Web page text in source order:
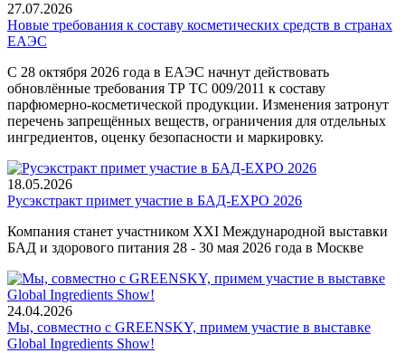
27.07.2026
Новые требования к составу косметических средств в странах
ЕАЭС
С 28 октября 2026 года в ЕАЭС начнут действовать
обновлённые требования ТР ТС 009/2011 к составу
парфюмерно-косметической продукции. Изменения затронут
перечень запрещённых веществ, ограничения для отдельных
ингредиентов, оценку безопасности и маркировку.
18.05.2026
Русэкстракт примет участие в БАД-EXPO 2026
Компания станет участником XXI Международной выставки
БАД и здорового питания 28 - 30 мая 2026 года в Москве
24.04.2026
Мы, совместно с GREENSKY, примем участие в выставке
Global Ingredients Show!